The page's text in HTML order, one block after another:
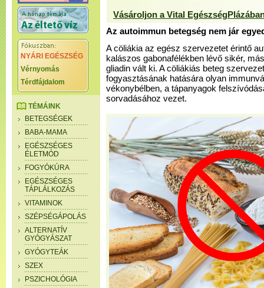
NYÁRI EGÉSZSÉG
Vérnyomás
Térdfájdalom
TÉMÁINK
BETEGSÉGEK
BABA-MAMA
EGÉSZSÉGES
ÉLETMÓD
FOGYÓKÚRA
EGÉSZSÉGES
TÁPLÁLKOZÁS
VITAMINOK
SZÉPSÉGÁPOLÁS
ALTERNATÍV
GYÓGYÁSZAT
GYÓGYTEÁK
SZEX
PSZICHOLÓGIA
Vásároljon a Vital
Az autoimmun betegség nem jár
A cöliákia az egész szervezetet érintő
kalászos gabonafélékben lévő sikér,
gliadin vált ki. A cöliákiás beteg
fogyasztásának hatására olyan
vékonybélben, a tápanyagok
sorvadásához vezet.